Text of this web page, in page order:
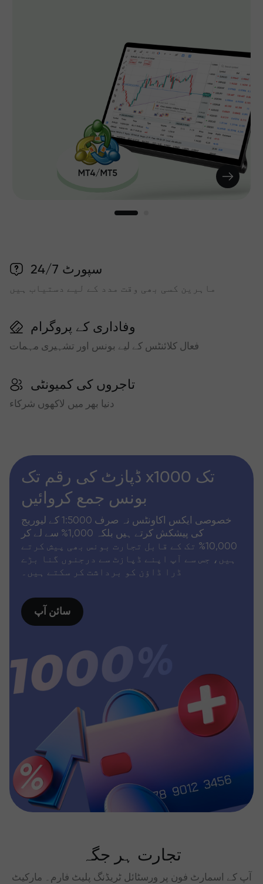
سپورٹ 24/7
ماہرین کسی بھی وقت مدد کے لیے دستیاب ہیں
وفاداری کے پروگرام
فعال کلائنٹس کے لیے بونس اور تشہیری مہمات
تاجروں کی کمیونٹی
دنیا بھر میں لاکھوں شرکاء
ڈپازٹ کی رقم تک x1000 تک
بونس جمع کروائیں
خصوصی ایکس اکاونٹس نہ صرف 1:5000 کے لیوریج
کی پیشکش کرتے ہیں بلکہ 1,000% سے لے کر
10,000% تک کے قابل تجارت بونس بھی پیش کرتے
ہیں، جس سے آپ اپنے ڈپازٹ سے درجنوں گنا بڑے
ڈرا ڈاؤن کو برداشت کر سکتے ہیں۔
سائن آپ
تجارت ہر جگہ
آپ کے اسمارٹ فون پر ورسٹائل ٹریڈنگ پلیٹ فارم۔ مارکیٹ